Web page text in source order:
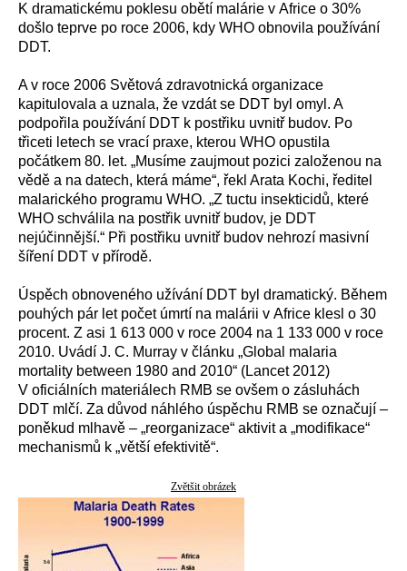
K dramatickému poklesu obětí malárie v Africe o 30%
došlo teprve po roce 2006, kdy WHO obnovila používání
DDT.
A v roce 2006 Světová zdravotnická organizace
kapitulovala a uznala, že vzdát se DDT byl omyl. A
podpořila používání DDT k postřiku uvnitř budov. Po
třiceti letech se vrací praxe, kterou WHO opustila
počátkem 80. let. „Musíme zaujmout pozici založenou na
vědě a na datech, která máme“, řekl Arata Kochi, ředitel
malarického programu WHO. „Z tuctu insekticidů, které
WHO schválila na postřik uvnitř budov, je DDT
nejúčinnější.“ Při postřiku uvnitř budov nehrozí masivní
šíření DDT v přírodě.
Úspěch obnoveného užívání DDT byl dramatický. Během
pouhých pár let počet úmrtí na malárii v Africe klesl o 30
procent. Z asi 1 613 000 v roce 2004 na 1 133 000 v roce
2010. Uvádí J. C. Murray v článku „Global malaria
mortality between 1980 and 2010“ (Lancet 2012)
V oficiálních materiálech RMB se ovšem o zásluhách
DDT mlčí. Za důvod náhlého úspěchu RMB se označují –
poněkud mlhavě – „reorganizace“ aktivit a „modifikace“
mechanismů k „větší efektivitě“.
Zvětšit obrázek